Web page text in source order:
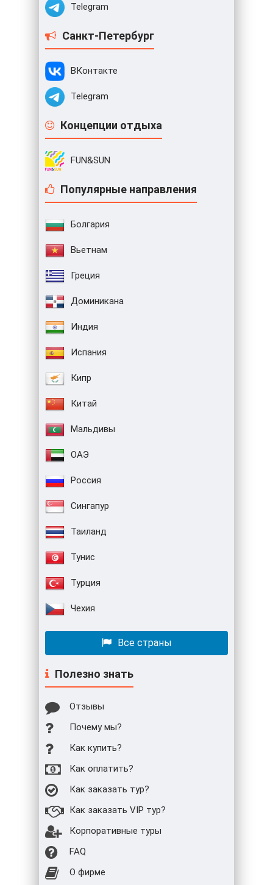
Telegram
Санкт-Петербург
ВКонтакте
Telegram
Концепции отдыха
FUN&SUN
Популярные направления
Болгария
Вьетнам
Греция
Доминикана
Индия
Испания
Кипр
Китай
Мальдивы
ОАЭ
Россия
Сингапур
Таиланд
Тунис
Турция
Чехия
Все страны
Полезно знать
Отзывы
Почему мы?
Как купить?
Как оплатить?
Как заказать тур?
Как заказать VIP тур?
Корпоративные туры
FAQ
О фирме